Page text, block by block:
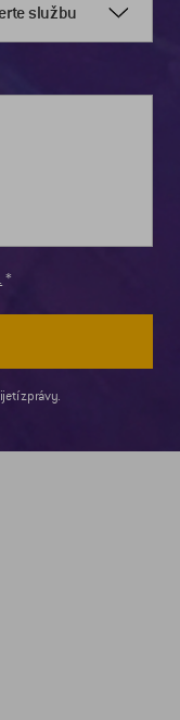
službu
zprávy.